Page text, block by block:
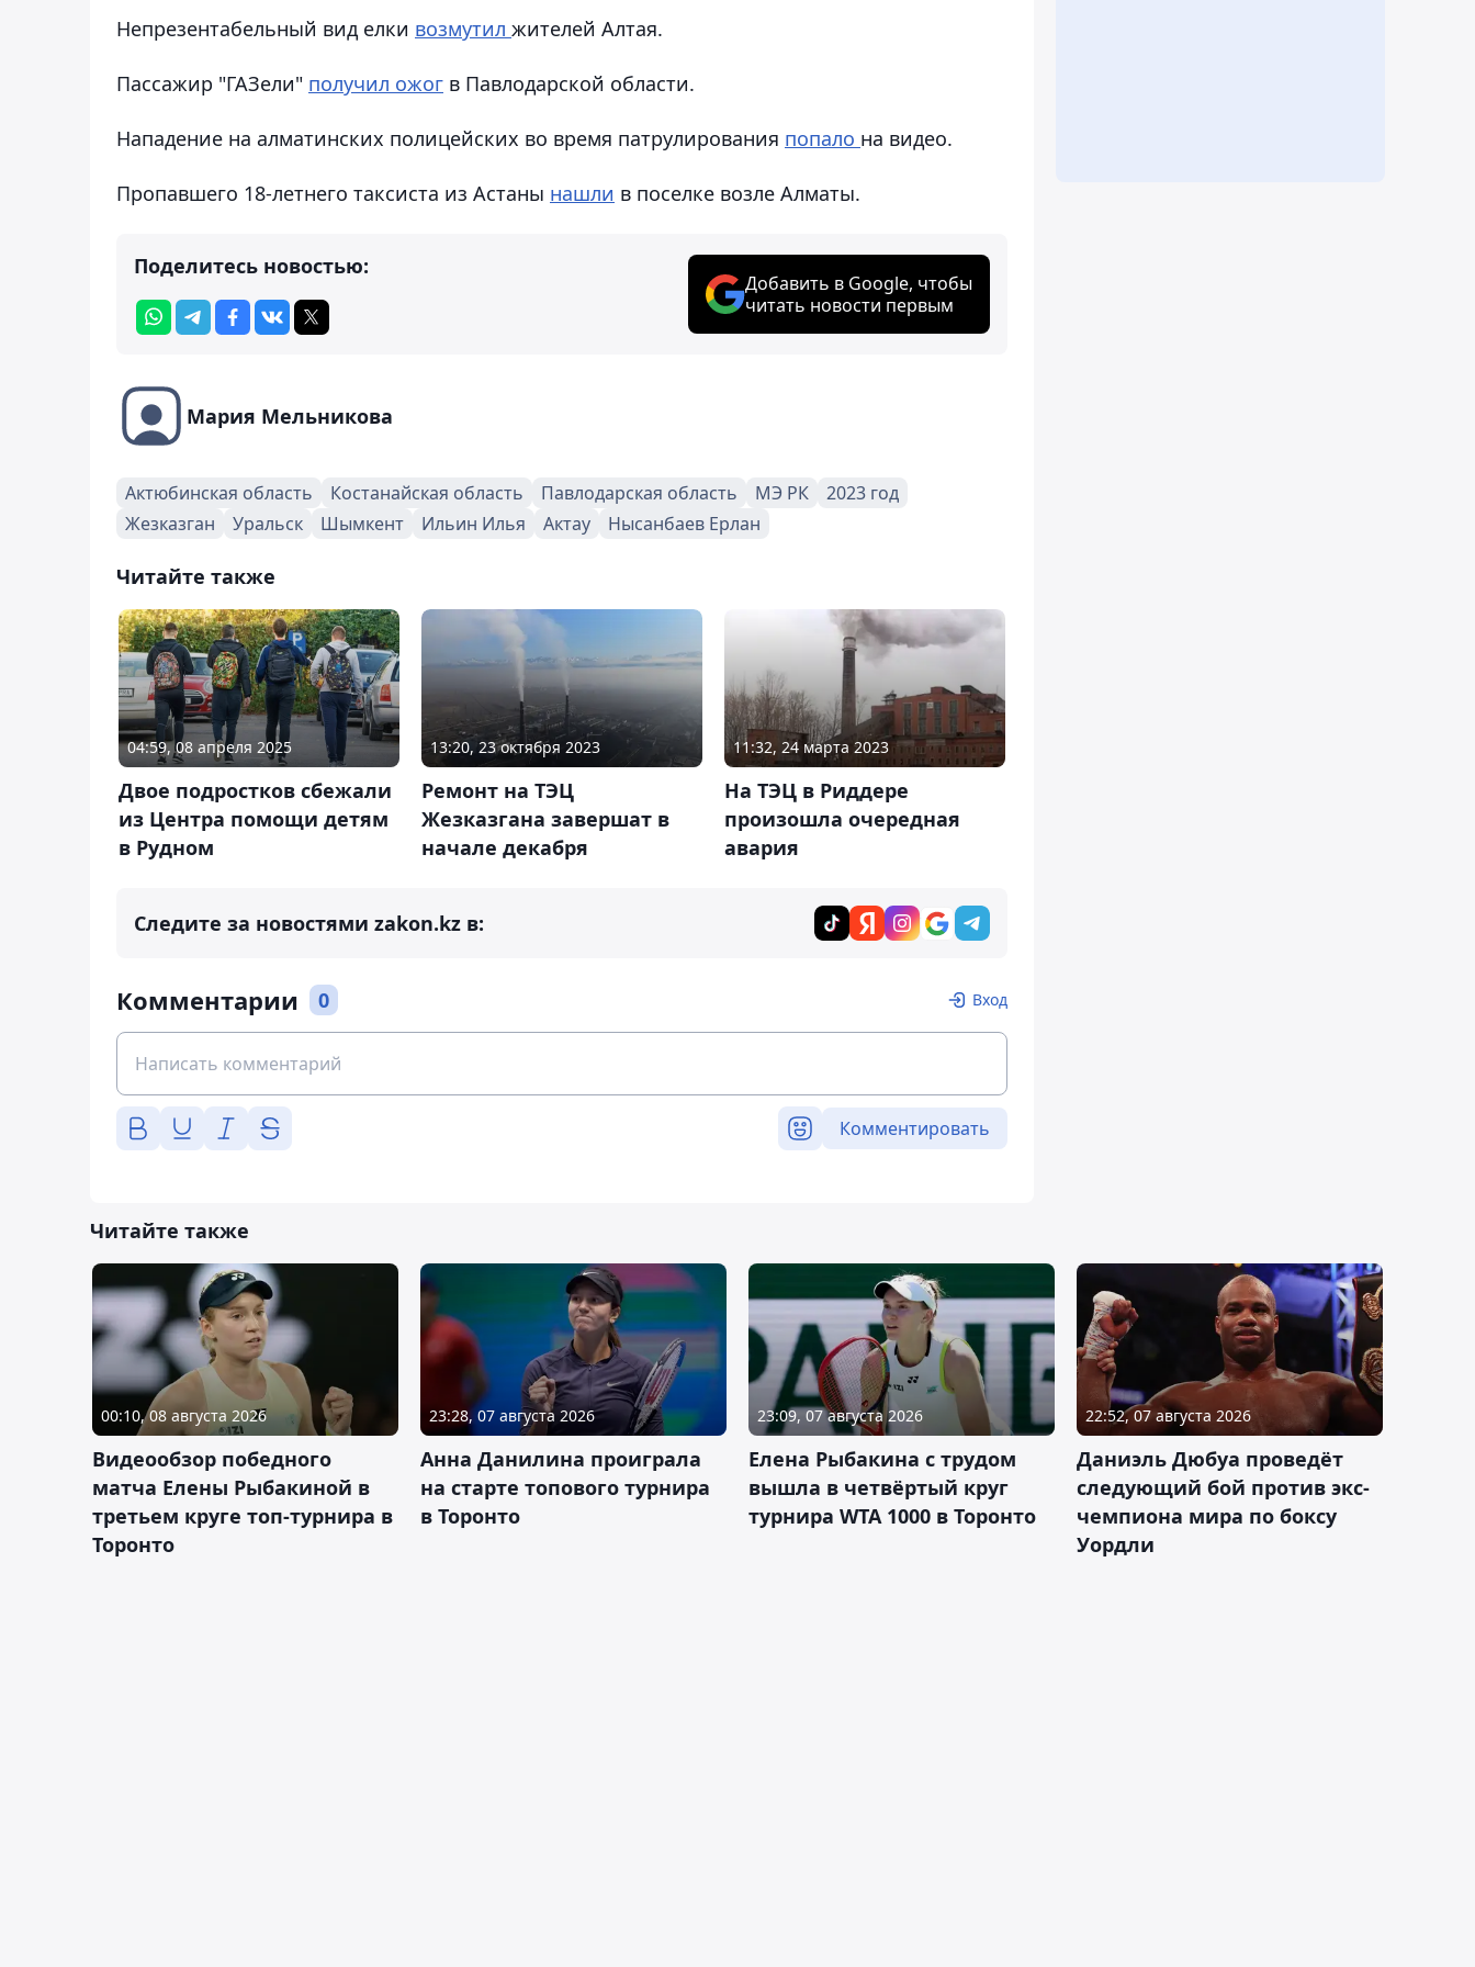
Непрезентабельный вид елки возмутил жителей Алтая.
Пассажир "ГАЗели" получил ожог в Павлодарской области.
Нападение на алматинских полицейских во время патрулирования попало на видео.
Пропавшего 18-летнего таксиста из Астаны нашли в поселке возле Алматы.
Поделитесь новостью:
Добавить в Google, чтобы
читать новости первым
Мария Мельникова
Актюбинская область Костанайская область Павлодарская область МЭ РК
2023 год
Жезказган
Уральск Шымкент Ильин Илья Актау Нысанбаев Ерлан
Читайте также
04:59, 08 апреля 2025
Двое подростков сбежали
из Центра помощи детям
в Рудном
13:20, 23 октября 2023
Ремонт на ТЭЦ
Жезказгана завершат в
начале декабря
11:32, 24 марта 2023
На ТЭЦ в Риддере
произошла очередная
авария
Следите за новостями zakon.kz в:
Комментарии 0 Вход
Комментировать
Читайте также
00:10, 08 августа 2026
Видеообзор победного
матча Елены Рыбакиной в
третьем круге топ-турнира в
Торонто
23:28, 07 августа 2026
Анна Данилина проиграла
на старте топового турнира
в Торонто
23:09, 07 августа 2026
Елена Рыбакина с трудом
вышла в четвёртый круг
турнира WTA 1000 в Торонто
22:52, 07 августа 2026
Даниэль Дюбуа проведёт
следующий бой против экс-
чемпиона мира по боксу
Уордли